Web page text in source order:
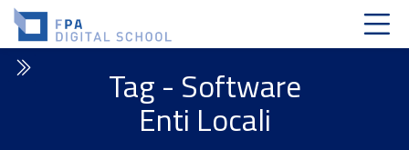
Skip to navigation
Skip to login form
Vai al contenuto principale
Skip to accessibility options
Skip to footer
Skip accessibility options
Tag - Software
Enti Locali